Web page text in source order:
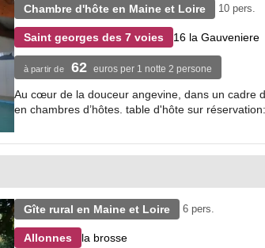
Chambre d'hôte en Maine et Loire 10 pers.
Saint georges des 7 voies 16 la Gauveniere
à partir de 62 euros per 1 notte 2 persone
Au cœur de la douceur angevine, dans un cadre
en chambres d’hôtes. table d'hôte sur réservation:
Gîte rural en Maine et Loire 6 pers.
Allonnes la brosse